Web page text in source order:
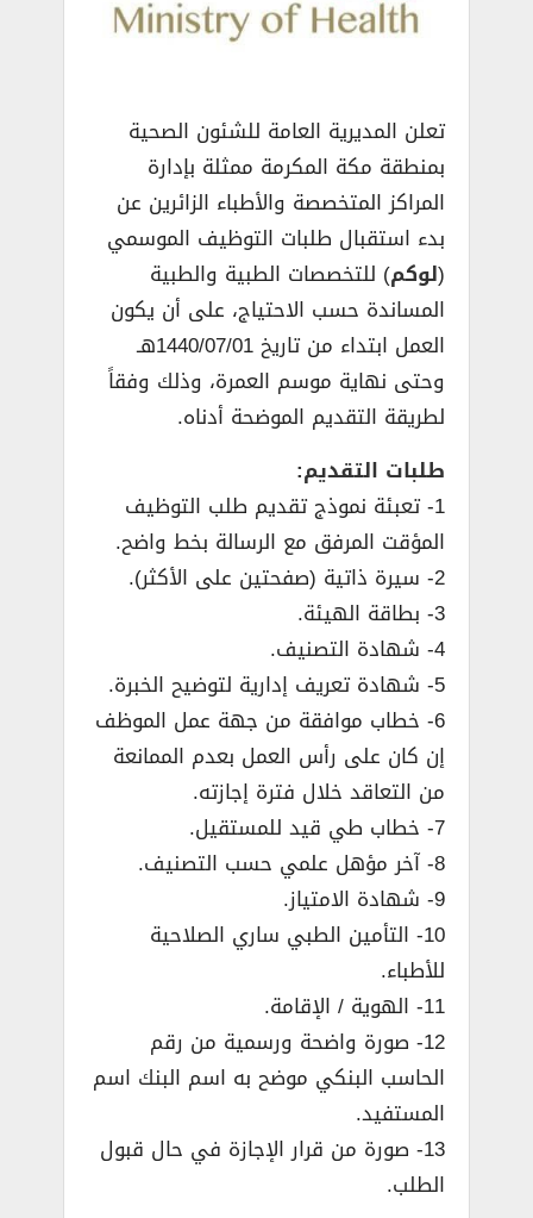
تعلن المديرية العامة للشئون الصحية
بمنطقة مكة المكرمة ممثلة بإدارة
المراكز المتخصصة والأطباء الزائرين عن
بدء استقبال طلبات التوظيف الموسمي
(لوكم) للتخصصات الطبية والطبية
المساندة حسب الاحتياج، على أن يكون
العمل ابتداء من تاريخ 1440/07/01هـ
وحتى نهاية موسم العمرة، وذلك وفقاً
لطريقة التقديم الموضحة أدناه.
طلبات التقديم:
1- تعبئة نموذج تقديم طلب التوظيف
المؤقت المرفق مع الرسالة بخط واضح.
2- سيرة ذاتية (صفحتين على الأكثر).
3- بطاقة الهيئة.
4- شهادة التصنيف.
5- شهادة تعريف إدارية لتوضيح الخبرة.
6- خطاب موافقة من جهة عمل الموظف
إن كان على رأس العمل بعدم الممانعة
من التعاقد خلال فترة إجازته.
7- خطاب طي قيد للمستقيل.
8- آخر مؤهل علمي حسب التصنيف.
9- شهادة الامتياز.
10- التأمين الطبي ساري الصلاحية
للأطباء.
11- الهوية / الإقامة.
12- صورة واضحة ورسمية من رقم
الحاسب البنكي موضح به اسم البنك اسم
المستفيد.
13- صورة من قرار الإجازة في حال قبول
الطلب.